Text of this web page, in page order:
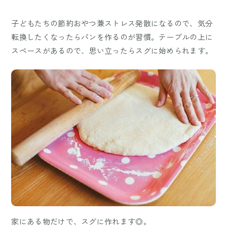
子どもたちの節約おやつ兼ストレス発散になるので、気分
転換したくなったらパンを作るのが習慣。テーブルの上に
スペースがあるので、思い立ったらスグに始められます。
家にある物だけで、スグに作れます◎。